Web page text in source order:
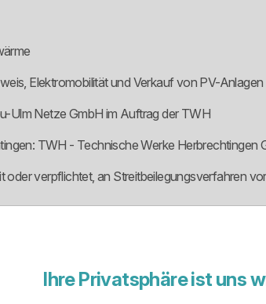
Elektromobilität und Verkauf von PV-Anlagen
Ulm Netze GmbH im Auftrag der TWH
TWH - Technische Werke Herbrechtingen
oder verpflichtet, an Streitbeilegungsverfahren
ein kommunal geprägter Energieversorger aus
Elektromobilität und Photovoltaik
für Herbrechtingen und die Umgebung auf.
Ihre Privatsphäre ist uns